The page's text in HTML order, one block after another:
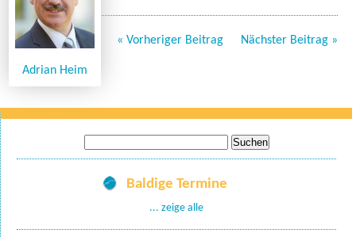
Adrian Heim
« Vorheriger Beitrag Nächster Beitrag »
nach:
Baldige Termine
... zeige alle